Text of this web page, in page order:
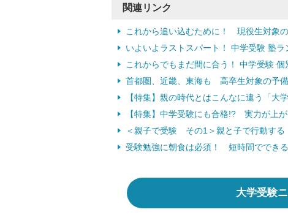
関連リンク
これから追い込むために！ 現役生対象
いよいよラストスパート！ 中学受験 塾ラ
これからでもまだ間に合う！ 中学受験
首都圏、近畿、東海も 高卒生対象の予
【特集】親の時代とはこんなに違う「大
【特集】中学受験にも合格!? 実力が上
＜親子で受験 その1＞親と子で行動する
受験勉強に朝食は必須！ 短時間でできる
大学受験